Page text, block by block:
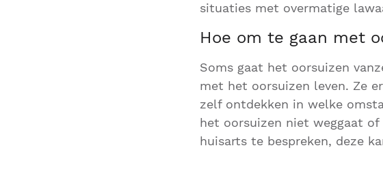
situaties met overmatige
Hoe om te gaan met
Soms gaat het oorsuizen
met het oorsuizen leven. Ze
zelf ontdekken in welke
het oorsuizen niet weggaat
huisarts te bespreken, deze